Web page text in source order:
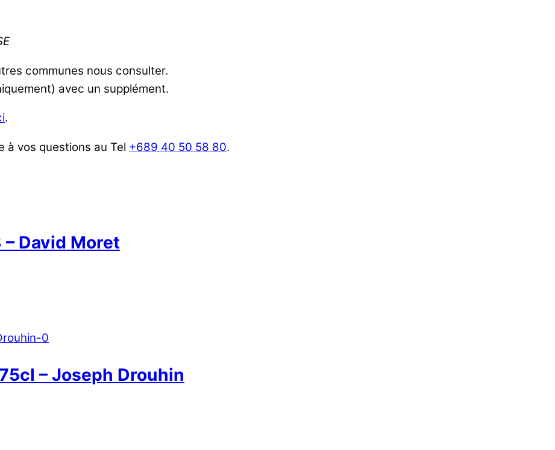
communes nous consulter.
avec un supplément.
.
à vos questions au Tel +689 40 50 58 80.
David Moret
– Joseph Drouhin